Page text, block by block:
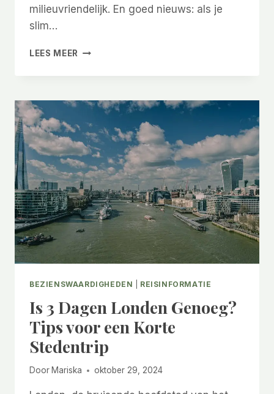
milieuvriendelijk. En goed nieuws: als je
slim…
LEES MEER WANNEER
MAAND
NAAR
LONDEN
TE
REIZEN?
BEZIENSWAARDIGHEDEN REISINFORMATIE
Is 3 Dagen Londen Genoeg?
Tips voor een Korte
Stedentrip
Door Mariska oktober 29, 2024